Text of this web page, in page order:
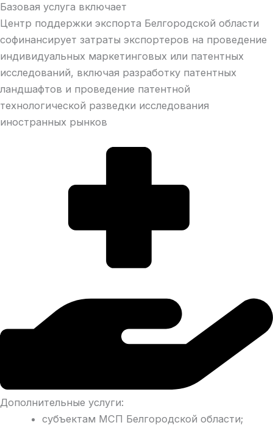
Базовая услуга включает
Центр поддержки экспорта Белгородской области
софинансирует затраты экспортеров на проведение
индивидуальных маркетинговых или патентных
исследований, включая разработку патентных
ландшафтов и проведение патентной
технологической разведки исследования
иностранных рынков
Дополнительные услуги:
субъектам МСП Белгородской области;